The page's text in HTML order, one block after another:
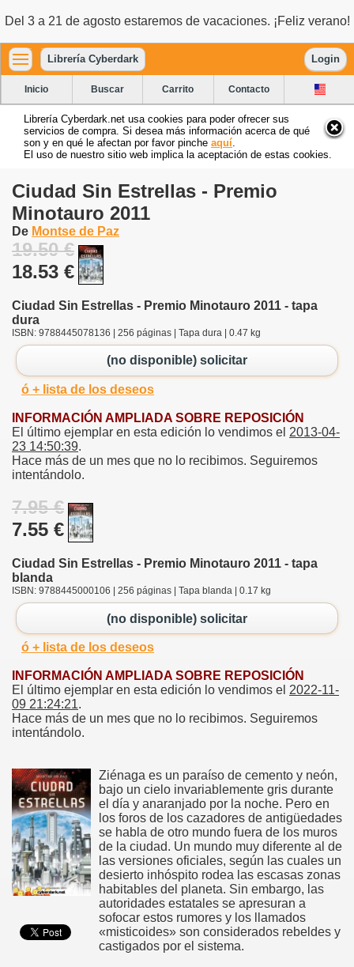
Del 3 a 21 de agosto estaremos de vacaciones. ¡Feliz verano!
Librería Cyberdark Login
Inicio Buscar Carrito Contacto
Librería Cyberdark.net usa cookies para poder ofrecer sus
servicios de compra. Si desea más información acerca de qué
son y en qué le afectan por favor pinche aquí
El uso de nuestro sitio web implica la aceptación de estas cookies.
Ciudad Sin Estrellas - Premio
Minotauro 2011
De Montse de Paz
19.50 €
18.53 €
Ciudad Sin Estrellas - Premio Minotauro 2011 - tapa
dura
ISBN: 9788445078136 | 256 páginas | Tapa dura | 0.47 kg
(no disponible) solicitar
ó + lista de los deseos
INFORMACIÓN AMPLIADA SOBRE REPOSICIÓN
El último ejemplar en esta edición lo vendimos el 2013-04-
23 14:50:39.
Hace más de un mes que no lo recibimos. Seguiremos
intentándolo.
7.95 €
7.55 €
Ciudad Sin Estrellas - Premio Minotauro 2011 - tapa
blanda
ISBN: 9788445000106 | 256 páginas | Tapa blanda | 0.17 kg
(no disponible) solicitar
ó + lista de los deseos
INFORMACIÓN AMPLIADA SOBRE REPOSICIÓN
El último ejemplar en esta edición lo vendimos el 2022-11-
09 21:24:21.
Hace más de un mes que no lo recibimos. Seguiremos
intentándolo.
Ziénaga es un paraíso de cemento y neón,
bajo un cielo invariablemente gris durante
el día y anaranjado por la noche. Pero en
los foros de los cazadores de antigüedades
se habla de otro mundo fuera de los muros
de la ciudad. Un mundo muy diferente al de
las versiones oficiales, según las cuales un
desierto inhóspito rodea las escasas zonas
habitables del planeta. Sin embargo, las
autoridades estatales se apresuran a
sofocar estos rumores y los llamados
«misticoides» son considerados rebeldes y
castigados por el sistema.